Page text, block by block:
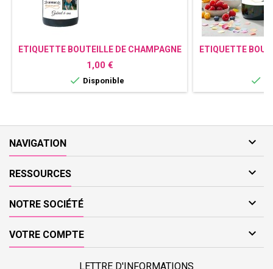
ETIQUETTE BOUTEILLE DE CHAMPAGNE
PERSONNALISÉE ANNIVERSAIRE
Prix
1,00 €
 Disponible
ETIQUETTE

NAVIGATION 
RESSOURCES 
NOTRE SOCIÉTÉ 
VOTRE COMPTE 
LETTRE D'INFORMATIONS